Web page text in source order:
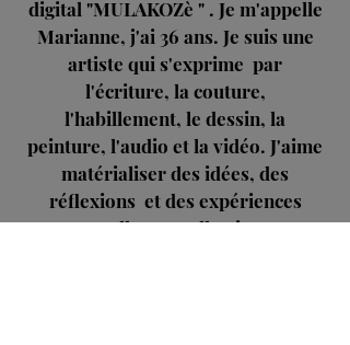
digital "MULAKOZè " . Je m'appelle
Marianne, j'ai 36 ans. Je suis une
artiste qui s'exprime par
l'écriture, la couture,
l'habillement, le dessin, la
peinture, l'audio et la vidéo. J'aime
matérialiser des idées, des
réflexions et des expériences
personnelles ou collectives avec